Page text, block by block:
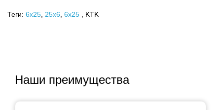
Теги: 6x25 25х6 6х25 , KTK
Наши преимущества